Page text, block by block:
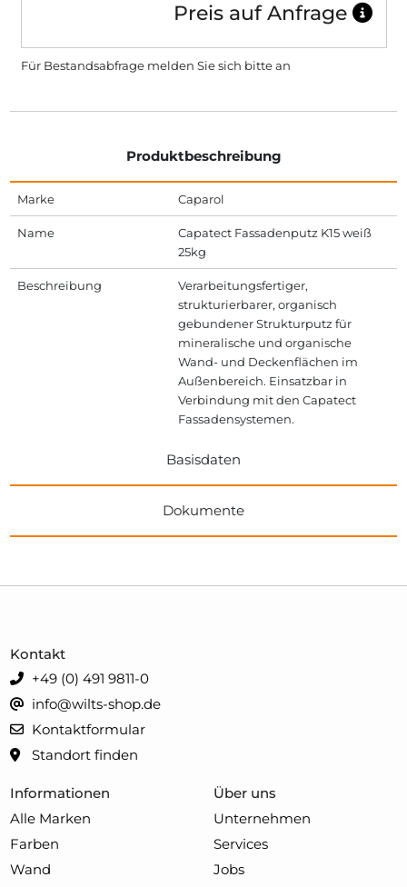
Preis auf Anfrage
Für Bestandsabfrage melden Sie sich bittean
Produktbeschreibung
Marke Caparol
Name
Capatect Fassadenputz K15 weiß
25kg
Beschreibung
Verarbeitungsfertiger,
strukturierbarer, organisch
gebundener Strukturputz für
mineralische und organische
Wand- und Deckenflächen im
Außenbereich. Einsatzbar in
Verbindung mit den Capatect
Fassadensystemen.
Basisdaten
Dokumente
Informationen
Alle Marken
Farben
Wand
Über uns
Unternehmen
Services
Jobs
Kontakt
+49 (0) 491 9811-0
info@wilts-shop.de
Kontaktformular
Standort finden